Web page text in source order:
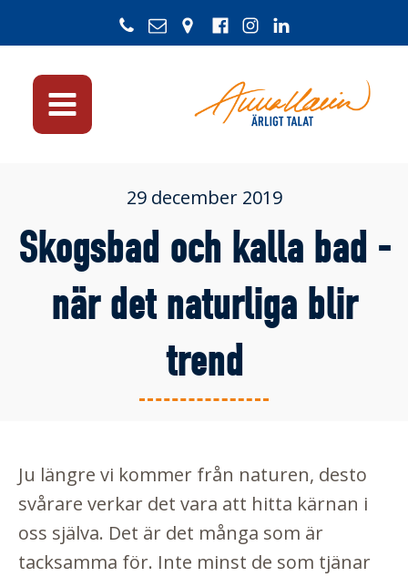
29 december 2019
Skogsbad och kalla bad -
när det naturliga blir
trend
Ju längre vi kommer från naturen, desto
svårare verkar det vara att hitta kärnan i
oss själva. Det är det många som är
tacksamma för. Inte minst de som tjänar